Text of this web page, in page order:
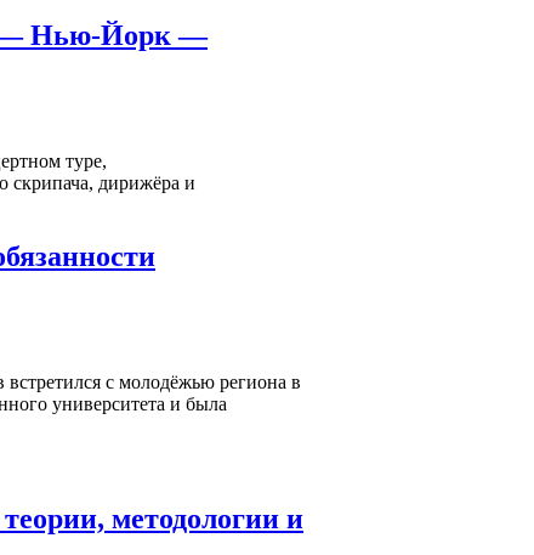
— Нью-Йорк —
туре,
скрипача, дирижёра и
с молодёжью региона в
университета и была
методологии и